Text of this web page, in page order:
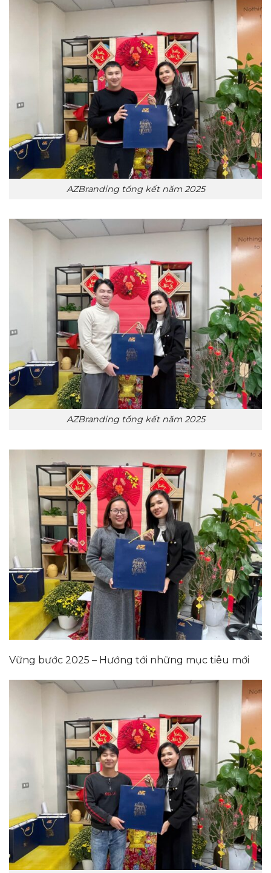
AZBranding tổng kết năm 2025
AZBranding tổng kết năm 2025
Vững bước 2025 – Hướng tới những mục tiêu mới